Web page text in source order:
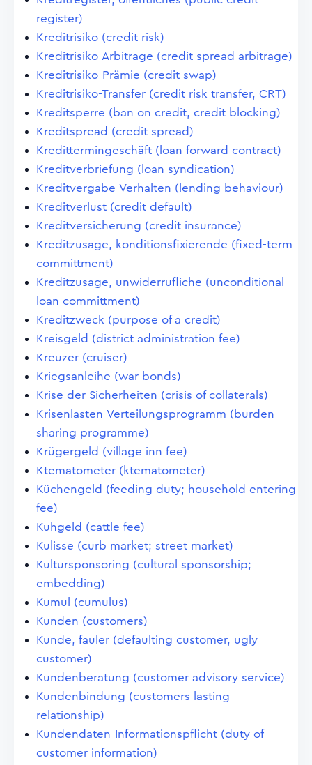
register)
Kreditrisiko (credit risk)
Kreditrisiko-Arbitrage (credit spread arbitrage)
Kreditrisiko-Prämie (credit swap)
Kreditrisiko-Transfer (credit risk transfer, CRT)
Kreditsperre (ban on credit, credit blocking)
Kreditspread (credit spread)
Kredittermingeschäft (loan forward contract)
Kreditverbriefung (loan syndication)
Kreditvergabe-Verhalten (lending behaviour)
Kreditverlust (credit default)
Kreditversicherung (credit insurance)
Kreditzusage, konditionsfixierende (fixed-term
committment)
Kreditzusage, unwiderrufliche (unconditional
loan committment)
Kreditzweck (purpose of a credit)
Kreisgeld (district administration fee)
Kreuzer (cruiser)
Kriegsanleihe (war bonds)
Krise der Sicherheiten (crisis of collaterals)
Krisenlasten-Verteilungsprogramm (burden
sharing programme)
Krügergeld (village inn fee)
Ktematometer (ktematometer)
Küchengeld (feeding duty; household entering
fee)
Kuhgeld (cattle fee)
Kulisse (curb market; street market)
Kultursponsoring (cultural sponsorship;
embedding)
Kumul (cumulus)
Kunden (customers)
Kunde, fauler (defaulting customer, ugly
customer)
Kundenberatung (customer advisory service)
Kundenbindung (customers lasting
relationship)
Kundendaten-Informationspflicht (duty of
customer information)